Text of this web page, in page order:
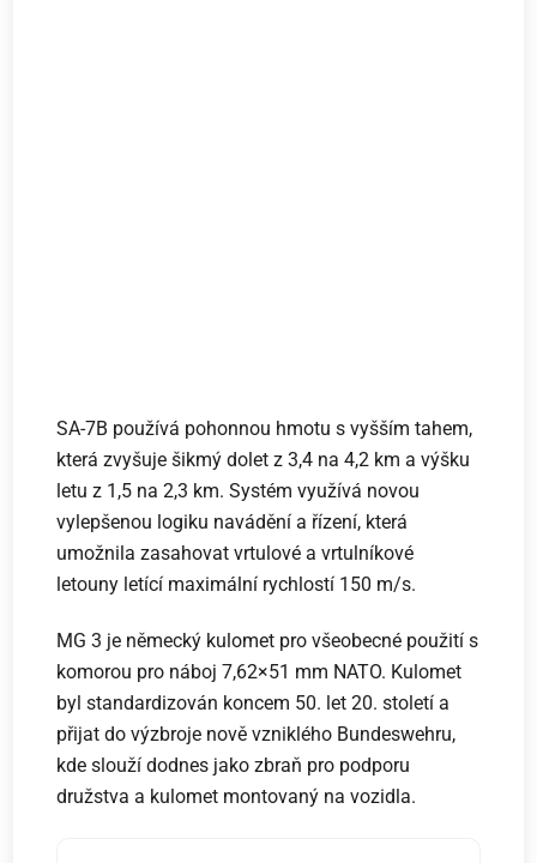
SA-7B používá pohonnou hmotu s vyšším tahem,
která zvyšuje šikmý dolet z 3,4 na 4,2 km a výšku
letu z 1,5 na 2,3 km. Systém využívá novou
vylepšenou logiku navádění a řízení, která
umožnila zasahovat vrtulové a vrtulníkové
letouny letící maximální rychlostí 150 m/s.
MG 3 je německý kulomet pro všeobecné použití s
komorou pro náboj 7,62×51 mm NATO. Kulomet
byl standardizován koncem 50. let 20. století a
přijat do výzbroje nově vzniklého Bundeswehru,
kde slouží dodnes jako zbraň pro podporu
družstva a kulomet montovaný na vozidla.